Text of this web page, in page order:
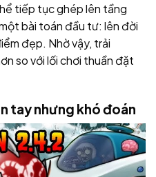
tiếp tục ghép lên tầng
bài toán đầu tư: lên đời
đẹp. Nhờ vậy, trải
so với lối chơi thuần đặt
tay nhưng khó đoán